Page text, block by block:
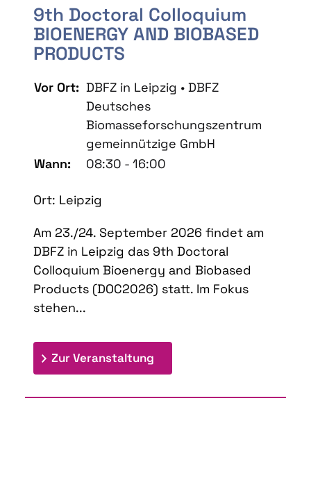
9th Doctoral Colloquium
BIOENERGY AND BIOBASED
PRODUCTS
Vor Ort: DBFZ in Leipzig • DBFZ
Deutsches
Biomasseforschungszentrum
gemeinnützige GmbH
Wann:
08:30 - 16:00
Ort: Leipzig
Am 23./24. September 2026 findet am
DBFZ in Leipzig das 9th Doctoral
Colloquium Bioenergy and Biobased
Products (DOC2026) statt. Im Fokus
stehen...
Zur Veranstaltung